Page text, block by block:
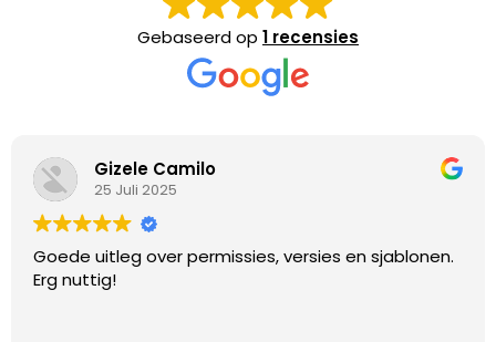
Gebaseerd op 1 recensies
Gizele Camilo
25 Juli 2025
Goede uitleg over permissies, versies en sjablonen.
Erg nuttig!